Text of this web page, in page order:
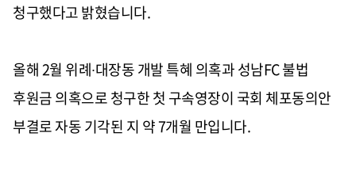
청구했다고 밝혔습니다.
올해2월 위례∙대장동 개발 특혜 의혹과 성남FC불법
후원금 의혹으로 청구한 첫 구속영장이 국회 체포동의안
부결로 자동 기각된 지 약7개월 만입니다.